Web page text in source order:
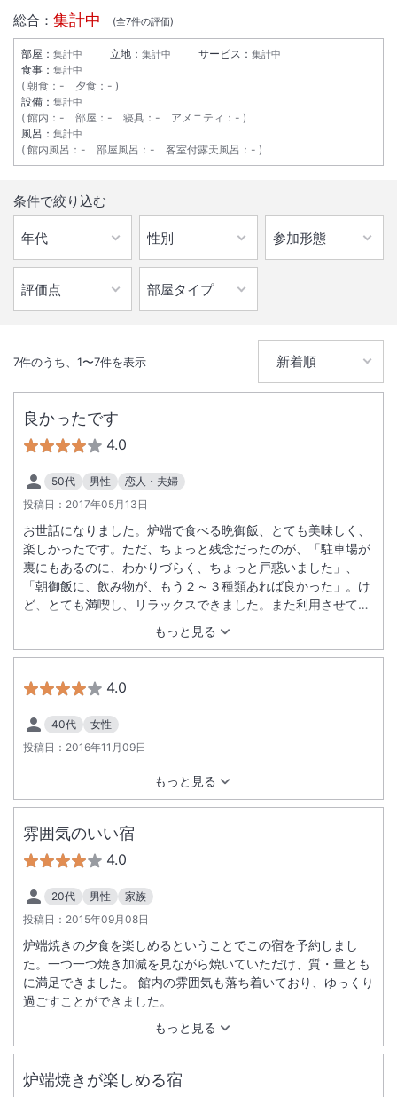
施設からのお知らせ
総合： 集計中 (全7件の評価)
部屋： 集計中 立地： 集計中 サービス： 集計中
食事： 集計中
朝食 ： - 夕食 ： -
設備： 集計中
館内 ： - 部屋 ： - 寝具 ： - アメニティ ： -
風呂： 集計中
館内風呂 ： - 部屋風呂 ： - 客室付露天風呂 ： -
条件で絞り込む
7件のうち、 1〜7件を表示
良かったです
4.0
50代 男性
恋人・夫婦
投稿日： 2017年05月13日
もっと見る
お世話になりました。炉端で食べる晩御飯、とても美味しく、
楽しかったです。ただ、ちょっと残念だったのが、「駐車場が
裏にもあるのに、わかりづらく、ちょっと戸惑いました」、
「朝御飯に、飲み物が、もう２～３種類あれば良かった」。け
ど、とても満喫し、リラックスできました。また利用させてい
4.0
40代
女性
投稿日： 2016年11月09日
もっと見る
雰囲気のいい宿
4.0
20代 男性
家族
投稿日： 2015年09月08日
もっと見る
炉端焼きの夕食を楽しめるということでこの宿を予約しまし
た。一つ一つ焼き加減を見ながら焼いていただけ、質・量とも
に満足できました。 館内の雰囲気も落ち着いており、ゆっくり
過ごすことができました。
炉端焼きが楽しめる宿